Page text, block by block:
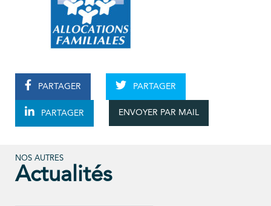
PARTAGER PARTAGER
PARTAGER ENVOYER PAR MAIL
NOS AUTRES
Actualités